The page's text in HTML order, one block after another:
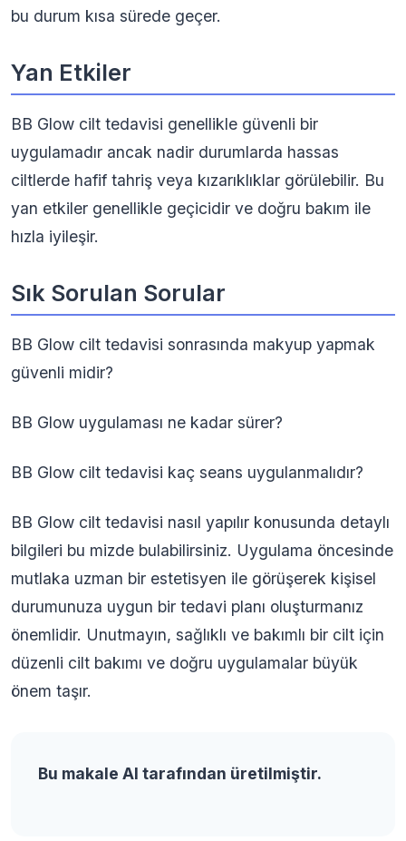
bu durum kısa sürede geçer.
Yan Etkiler
BB Glow cilt tedavisi genellikle güvenli bir
uygulamadır ancak nadir durumlarda hassas
ciltlerde hafif tahriş veya kızarıklıklar görülebilir. Bu
yan etkiler genellikle geçicidir ve doğru bakım ile
hızla iyileşir.
Sık Sorulan Sorular
BB Glow cilt tedavisi sonrasında makyup yapmak
güvenli midir?
BB Glow uygulaması ne kadar sürer?
BB Glow cilt tedavisi kaç seans uygulanmalıdır?
BB Glow cilt tedavisi nasıl yapılır konusunda detaylı
bilgileri bu mizde bulabilirsiniz. Uygulama öncesinde
mutlaka uzman bir estetisyen ile görüşerek kişisel
durumunuza uygun bir tedavi planı oluşturmanız
önemlidir. Unutmayın, sağlıklı ve bakımlı bir cilt için
düzenli cilt bakımı ve doğru uygulamalar büyük
önem taşır.
Bu makale AI tarafından üretilmiştir.